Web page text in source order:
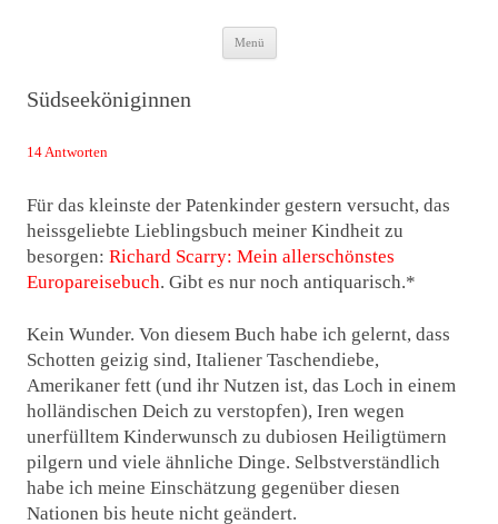
Das Neuste von JWD
Menü
Zum
Inhalt
Südseeköniginnen
14 Antworten
Für das kleinste der Patenkinder gestern versucht, das
heissgeliebte Lieblingsbuch meiner Kindheit zu
besorgen: Richard Scarry: Mein allerschönstes
Europareisebuch. Gibt es nur noch antiquarisch.*
Kein Wunder. Von diesem Buch habe ich gelernt, dass
Schotten geizig sind, Italiener Taschendiebe,
Amerikaner fett (und ihr Nutzen ist, das Loch in einem
holländischen Deich zu verstopfen), Iren wegen
unerfülltem Kinderwunsch zu dubiosen Heiligtümern
pilgern und viele ähnliche Dinge. Selbstverständlich
habe ich meine Einschätzung gegenüber diesen
Nationen bis heute nicht geändert.